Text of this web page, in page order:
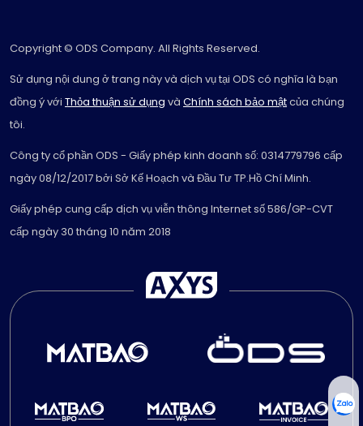
Copyright © ODS Company. All Rights Reserved.
Sử dụng nội dung ở trang này và dịch vụ tại ODS có nghĩa là bạn
đồng ý với Thỏa thuận sử dụng và Chính sách bảo mậtcủa chúng
tôi.
Công ty cổ phần ODS - Giấy phép kinh doanh số: 0314779796 cấp
ngày 08/12/2017 bởi Sở Kế Hoạch và Đầu Tư TP.Hồ Chí Minh.
Giấy phép cung cấp dịch vụ viễn thông Internet số 586/GP-CVT
cấp ngày 30 tháng 10 năm 2018